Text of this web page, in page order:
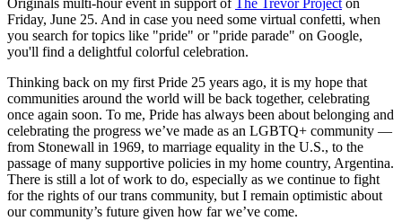
Originals multi-hour event in support ofThe Trevor Project on
Friday, June 25. And in case you need some virtual confetti, when
you search for topics like "pride" or "pride parade" on Google,
you'll find a delightful colorful celebration.
Thinking back on my first Pride 25 years ago, it is my hope that
communities around the world will be back together, celebrating
once again soon. To me, Pride has always been about belonging and
celebrating the progress we’ve made as an LGBTQ+ community —
from Stonewall in 1969, to marriage equality in the U.S., to the
passage of many supportive policies in my home country, Argentina.
There is still a lot of work to do, especially as we continue to fight
for the rights of our trans community, but I remain optimistic about
our community’s future given how far we’ve come.